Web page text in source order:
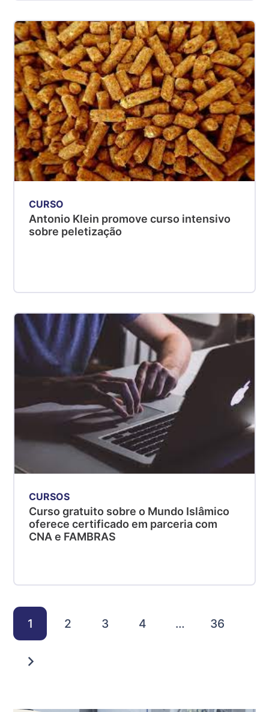
CURSO
Antonio Klein promove curso intensivo
sobre peletização
CURSOS
Curso gratuito sobre o Mundo Islâmico
oferece certificado em parceria com
CNA e FAMBRAS
1 2 3 4 … 36